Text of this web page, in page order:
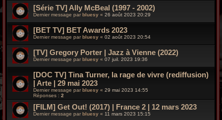
[Série TV] Ally McBeal (1997 - 2002)
Dernier message par bluesy « 26 août 2023 20:29
[BET TV] BET Awards 2023
Dernier message parbluesy « 02 août 2023 20:54
[TV] Gregory Porter | Jazz à Vienne (2022)
Dernier message par bluesy « 07 juil. 2023 19:36
[DOC TV] Tina Turner, la rage de vivre (rediffusion)
| Arte | 29 mai 2023
Dernier message par bluesy « 29 mai 2023 14:55
Réponses : 2
[FILM] Get Out! (2017) | France 2 | 12 mars 2023
Dernier message par bluesy « 11 mars 2023 15:15